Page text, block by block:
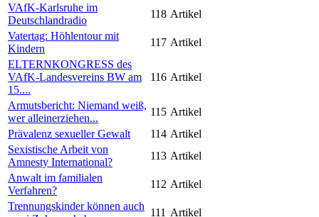
VAfK-Karlsruhe im
Deutschlandradio
118 Artikel
Vatertag: Höhlentour mit
Kindern
117 Artikel
ELTERNKONGRESS des
VAfK-Landesvereins BW am
15....
116 Artikel
Armutsbericht: Niemand weiß,
wer alleinerziehen...
115 Artikel
Prävalenz sexueller Gewalt
114 Artikel
Sexistische Arbeit von
Amnesty International?
113 Artikel
Anwalt im familialen
Verfahren?
112 Artikel
Trennungskinder können auch
111 Artikel